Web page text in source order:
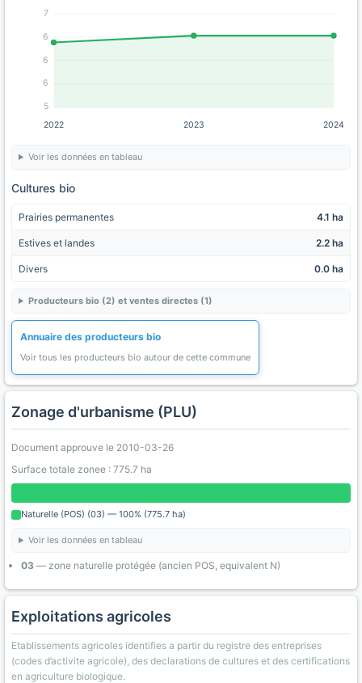
5
6
6
6
7
2022 2023 2024
Voir les données en tableau
Cultures bio
Prairies permanentes 4.1 ha
Estives et landes 2.2 ha
Divers 0.0 ha
Producteurs bio (2) et ventes directes (1)
Annuaire des producteurs bio
Voir tous les producteurs bio autour de cette commune
Zonage d'urbanisme (PLU)
Document approuve le 2010-03-26
Surface totale zonee : 775.7 ha
Naturelle (POS) (03) — 100% (775.7 ha)
Voir les données en tableau
03 — zone naturelle protégée (ancien POS, equivalent N)
Exploitations agricoles
Etablissements agricoles identifies a partir du registre des entreprises
(codes d’activite agricole), des declarations de cultures et des certifications
en agriculture biologique.